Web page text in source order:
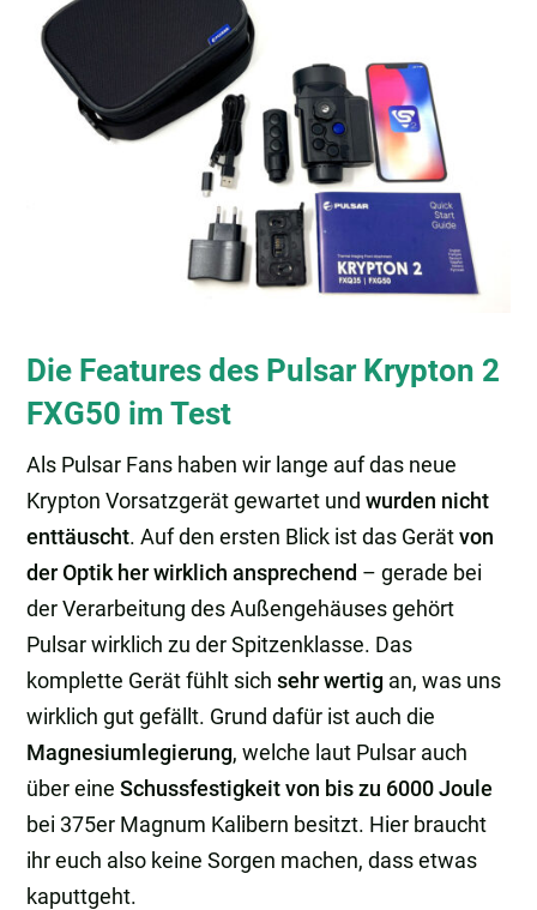
Die Features des Pulsar Krypton 2
FXG50 im Test
Als Pulsar Fans haben wir lange auf das neue
Krypton Vorsatzgerät gewartet undwurden nicht
enttäuscht. Auf den ersten Blick ist das Gerätvon
der Optik her wirklich ansprechend – gerade bei
der Verarbeitung des Außengehäuses gehört
Pulsar wirklich zu der Spitzenklasse. Das
komplette Gerät fühlt sichsehr wertig an, was uns
wirklich gut gefällt. Grund dafür ist auch die
Magnesiumlegierung, welche laut Pulsar auch
über eineSchussfestigkeit von bis zu 6000 Joule
bei 375er Magnum Kalibern besitzt. Hier braucht
ihr euch also keine Sorgen machen, dass etwas
kaputtgeht.